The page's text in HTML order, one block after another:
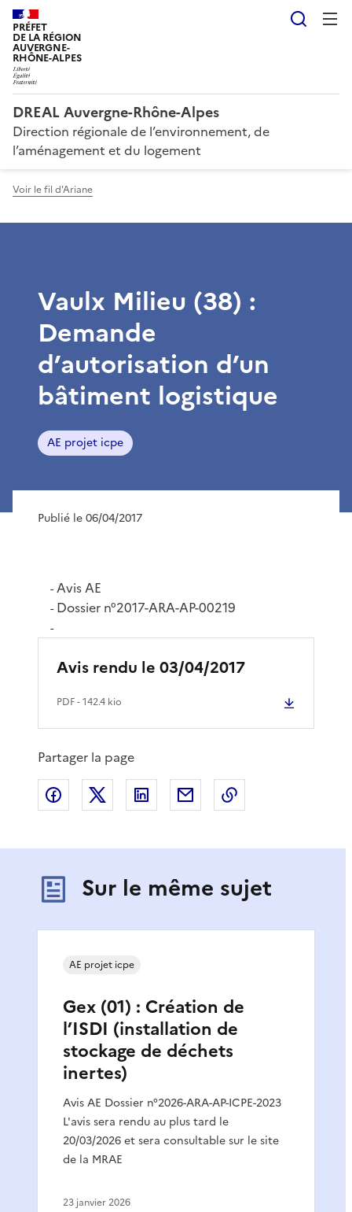
PRÉFET
DE LA RÉGION
AUVERGNE-
RHÔNE-ALPES
DREAL Auvergne-Rhône-Alpes
Direction régionale de l’environnement, de
l’aménagement et du logement
Voir le fil d'Ariane
Vaulx Milieu (38) :
Demande
d’autorisation d’un
bâtiment logistique
AE projet icpe
Publié le 06/04/2017
-Avis AE
-Dossier n°2017-ARA-AP-00219
-
Avis rendu le 03/04/2017
PDF- 142.4 kio
Partager la page
Partager sur Facebook
Partager sur XPartager sur LinkedIn
Partager par email
Sur le même sujet
Gex (01) : Création de
l’ISDI (installation de
stockage de déchets
inertes)
Avis AE Dossier n°2026-ARA-AP-ICPE-2023
L'avis sera rendu au plus tard le
20/03/2026 et sera consultable sur le site
de la MRAE
AE projet icpe
23 janvier 2026